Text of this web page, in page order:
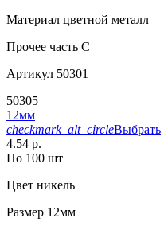
Материал цветной металл
Прочее часть C
Артикул 50301
50305
12мм
checkmark_alt_circleВыбрать
4.54 р.
По 100 шт
Цвет никель
Размер 12мм